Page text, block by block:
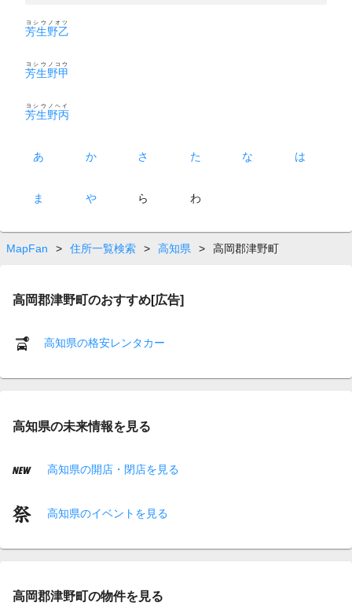
芳生野乙
ヨシウノオツ
芳生野甲
ヨシウノコウ
芳生野丙
ヨシウノヘイ
あ か さ た な は
ま や ら わ
MapFan > 住所一覧検索 > 高知県 > 高岡郡津野町
高岡郡津野町のおすすめ[広告]
高知県の格安レンタカー
高知県の未来情報を見る
高知県の開店・閉店を見る
高知県のイベントを見る
高岡郡津野町の物件を見る